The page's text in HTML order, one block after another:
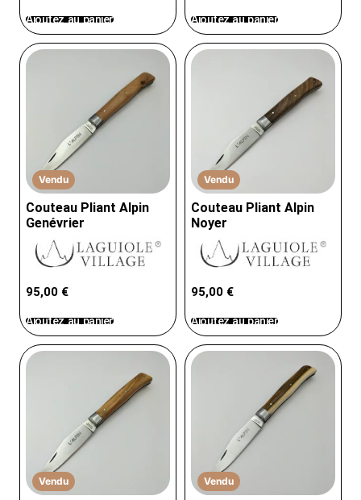
Ajoutez au panier Ajoutez au panier
Vendu
Couteau Pliant Alpin
Genévrier
95,00 €
Ajoutez au panier
Vendu
Couteau Pliant Alpin
Noyer
95,00 €
Ajoutez au panier
Vendu Vendu